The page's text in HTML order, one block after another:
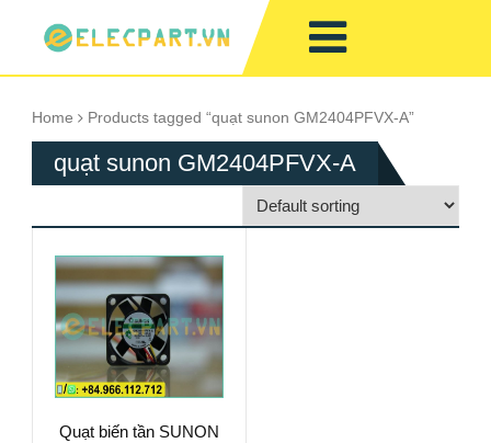
Home Products tagged “quạt sunon GM2404PFVX-A”
quạt sunon GM2404PFVX-A
Quạt biến tần SUNON